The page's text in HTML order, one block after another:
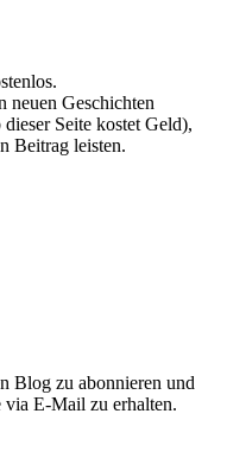
neuen Geschichten
Seite kostet Geld),
Beitrag leisten.
Blog zu abonnieren und
via E-Mail zu erhalten.